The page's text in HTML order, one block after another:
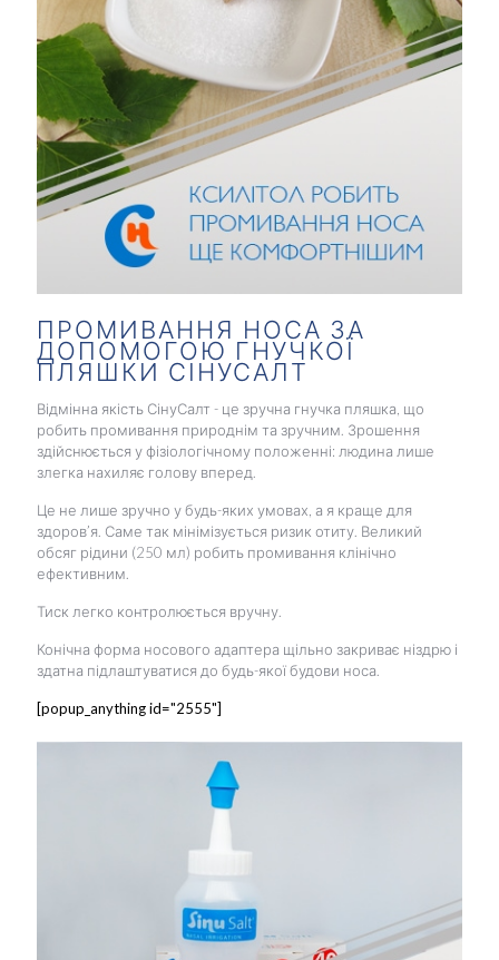
ПРОМИВАННЯ НОСА ЗА
ДОПОМОГОЮ ГНУЧКОЇ
ПЛЯШКИ СІНУСАЛТ
Відмінна якість СінуСалт - це зручна гнучка пляшка, що
робить промивання природнім та зручним. Зрошення
здійснюється у фізіологічному положенні: людина лише
злегка нахиляє голову вперед.
Це не лише зручно у будь-яких умовах, а я краще для
здоров’я. Саме так мінімізується ризик отиту. Великий
обсяг рідини (250 мл) робить промивання клінічно
ефективним.
Тиск легко контролюється вручну.
Конічна форма носового адаптера щільно закриває ніздрю і
здатна підлаштуватися до будь-якої будови носа.
[popup_anything id="2555"]